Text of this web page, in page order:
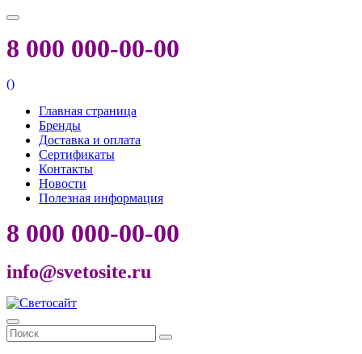
8 000 000-00-00
()
Главная страница
Бренды
Доставка и оплата
Сертификаты
Контакты
Новости
Полезная информация
8 000 000-00-00
info@svetosite.ru